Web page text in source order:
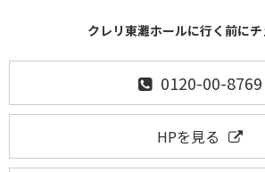
クレリ東灘ホールに行く前にチ
0120-00-8769
HPを見る